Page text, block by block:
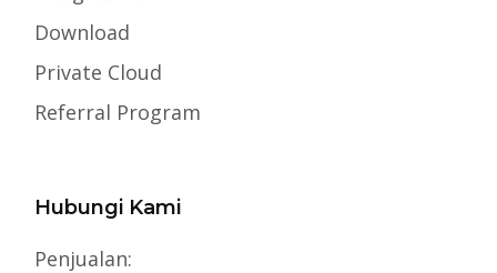
Download
Private Cloud
Referral Program
Hubungi Kami
Penjualan: